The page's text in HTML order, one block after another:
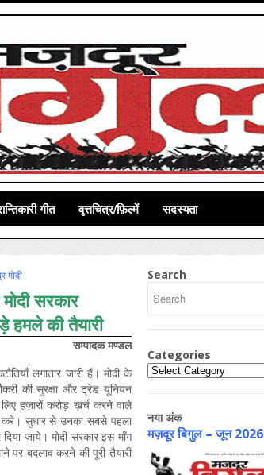
गीत वृत्तचित्र/फ़िल्में सदस्यता
मोदी
सरकार
हमले की तैयारी
सम्‍पादक मण्‍डल
लगातार जारी हैं। मोदी के
की सुरक्षा और ट्रेड यूनियन
हज़ारों करोड़ ख़र्च करने वाले
करे। सुधार से उनका सबसे पहला
जाये। मोदी सरकार इस माँग
बदलाव करने की पूरी तैयारी
Search
Categories
Categories
नया अंक
मज़दूर बिगुल – जून 2026